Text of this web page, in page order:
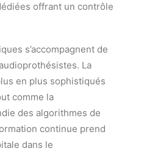
offrant un contrôle
s’accompagnent de
La
en plus sophistiqués
comme la
des algorithmes de
continue prend
dans le